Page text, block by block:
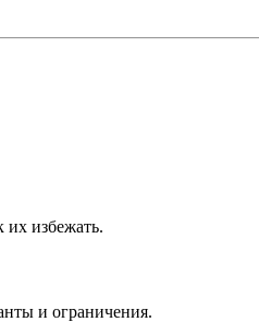
их избежать.
и ограничения.